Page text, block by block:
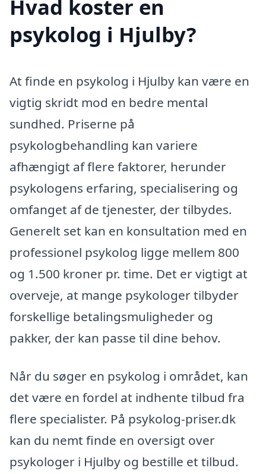
Hvad koster en
psykolog i Hjulby?
At finde en psykolog i Hjulby kan være en
vigtig skridt mod en bedre mental
sundhed. Priserne på
psykologbehandling kan variere
afhængigt af flere faktorer, herunder
psykologens erfaring, specialisering og
omfanget af de tjenester, der tilbydes.
Generelt set kan en konsultation med en
professionel psykolog ligge mellem 800
og 1.500 kroner pr. time. Det er vigtigt at
overveje, at mange psykologer tilbyder
forskellige betalingsmuligheder og
pakker, der kan passe til dine behov.
Når du søger en psykolog i området, kan
det være en fordel at indhente tilbud fra
flere specialister. På psykolog-priser.dk
kan du nemt finde en oversigt over
psykologer i Hjulby og bestille et tilbud.